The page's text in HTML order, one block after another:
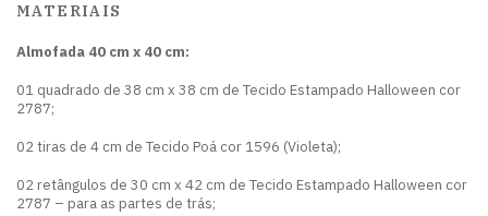
MATERIAIS
Almofada 40 cm x 40 cm:
01 quadrado de 38 cm x 38 cm de Tecido Estampado Halloween cor
2787;
02 tiras de 4 cm de Tecido Poá cor 1596 (Violeta);
02 retângulos de 30 cm x 42 cm de Tecido Estampado Halloween cor
2787 – para as partes de trás;